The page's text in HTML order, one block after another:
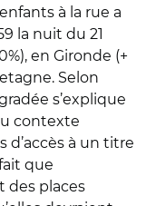
à la rue a
la nuit du 21
en Gironde (+
Selon
s’explique
contexte
à un titre
que
des places